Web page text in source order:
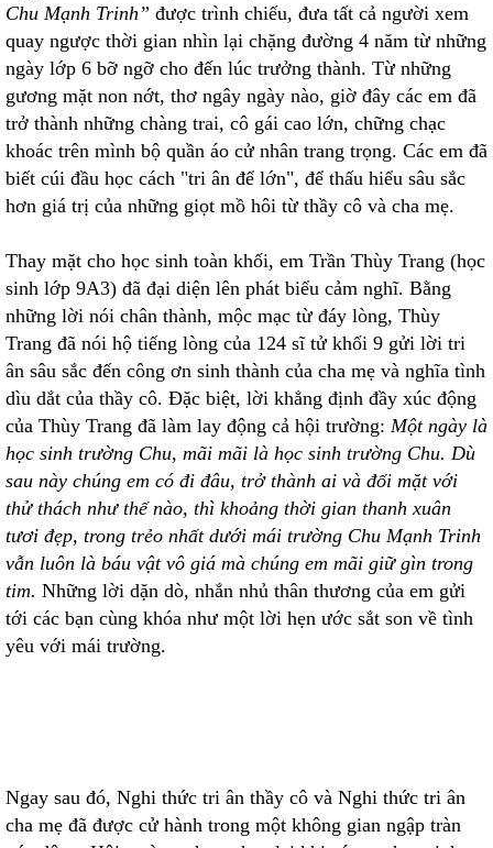
Chu Mạnh Trinh” được trình chiếu, đưa tất cả người xem
quay ngược thời gian nhìn lại chặng đường 4 năm từ những
ngày lớp 6 bỡ ngỡ cho đến lúc trưởng thành. Từ những
gương mặt non nớt, thơ ngây ngày nào, giờ đây các em đã
trở thành những chàng trai, cô gái cao lớn, chững chạc
khoác trên mình bộ quần áo cử nhân trang trọng. Các em đã
biết cúi đầu học cách "tri ân để lớn", để thấu hiểu sâu sắc
hơn giá trị của những giọt mồ hôi từ thầy cô và cha mẹ.
Thay mặt cho học sinh toàn khối, em Trần Thùy Trang (học
sinh lớp 9A3) đã đại diện lên phát biểu cảm nghĩ. Bằng
những lời nói chân thành, mộc mạc từ đáy lòng, Thùy
Trang đã nói hộ tiếng lòng của 124 sĩ tử khối 9 gửi lời tri
ân sâu sắc đến công ơn sinh thành của cha mẹ và nghĩa tình
dìu dắt của thầy cô. Đặc biệt, lời khẳng định đầy xúc động
của Thùy Trang đã làm lay động cả hội trường: Một ngày là
học sinh trường Chu, mãi mãi là học sinh trường Chu. Dù
sau này chúng em có đi đâu, trở thành ai và đối mặt với
thử thách như thế nào, thì khoảng thời gian thanh xuân
tươi đẹp, trong trẻo nhất dưới mái trường Chu Mạnh Trinh
vẫn luôn là báu vật vô giá mà chúng em mãi giữ gìn trong
tim. Những lời dặn dò, nhắn nhủ thân thương của em gửi
tới các bạn cùng khóa như một lời hẹn ước sắt son về tình
yêu với mái trường.
Ngay sau đó, Nghi thức tri ân thầy cô và Nghi thức tri ân
cha mẹ đã được cử hành trong một không gian ngập tràn